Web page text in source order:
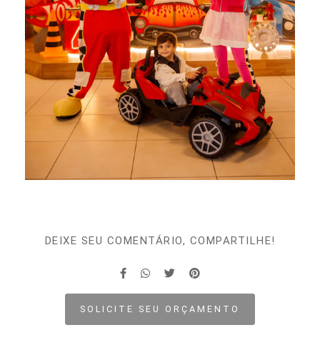
DEIXE SEU COMENTÁRIO, COMPARTILHE!
SOLICITE SEU ORÇAMENTO